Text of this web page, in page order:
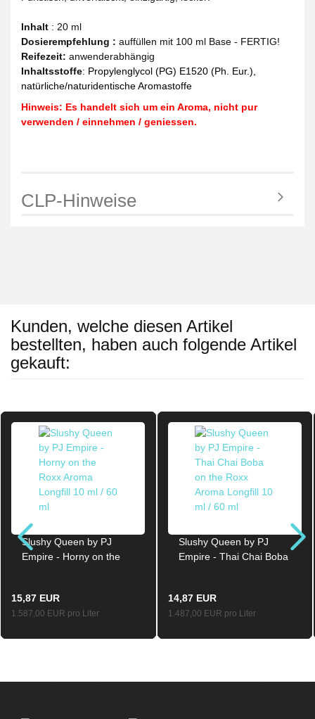
Inhalt : 20 ml
Dosierempfehlung : auffüllen mit 100 ml Base - FERTIG!
Reifezeit: anwenderabhängig
Inhaltsstoffe: Propylenglycol (PG) E1520 (Ph. Eur.),
natürliche/naturidentische Aromastoffe
Hinweis: Es handelt sich um ein Aroma, nicht pur
verwenden / einnehmen / geniessen.
CLP-Hinweise
Kunden, welche diesen Artikel
bestellten, haben auch folgende Artikel
gekauft:
Slushy Queen by PJ
Empire - Horny on the
15,87 EUR
1.587,00 EUR pro Liter
Slushy Queen by PJ
Empire - Thai Chai Boba
14,87 EUR
1.487,00 EUR pro Liter